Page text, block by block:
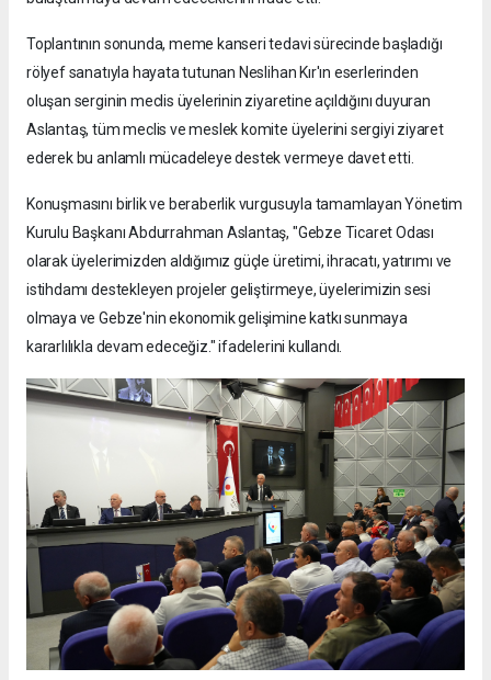
Toplantının sonunda, meme kanseri tedavi sürecinde başladığı
rölyef sanatıyla hayata tutunan Neslihan Kır'ın eserlerinden
oluşan serginin meclis üyelerinin ziyaretine açıldığını duyuran
Aslantaş, tüm meclis ve meslek komite üyelerini sergiyi ziyaret
ederek bu anlamlı mücadeleye destek vermeye davet etti.
Konuşmasını birlik ve beraberlik vurgusuyla tamamlayan Yönetim
Kurulu Başkanı Abdurrahman Aslantaş, "Gebze Ticaret Odası
olarak üyelerimizden aldığımız güçle üretimi, ihracatı, yatırımı ve
istihdamı destekleyen projeler geliştirmeye, üyelerimizin sesi
olmaya ve Gebze'nin ekonomik gelişimine katkı sunmaya
kararlılıkla devam edeceğiz." ifadelerini kullandı.